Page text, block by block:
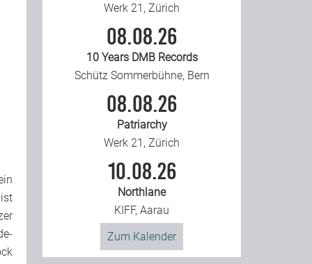
Werk 21, Zürich
08.08.26
10 Years DMB Records
Schütz Sommerbühne, Bern
08.08.26
Patriarchy
Werk 21, Zürich
10.08.26
Northlane
KIFF, Aarau
Zum Kalender